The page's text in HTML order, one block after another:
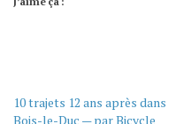
10 trajets 12 ans après dans
Bois-le-Duc — par Bicycle